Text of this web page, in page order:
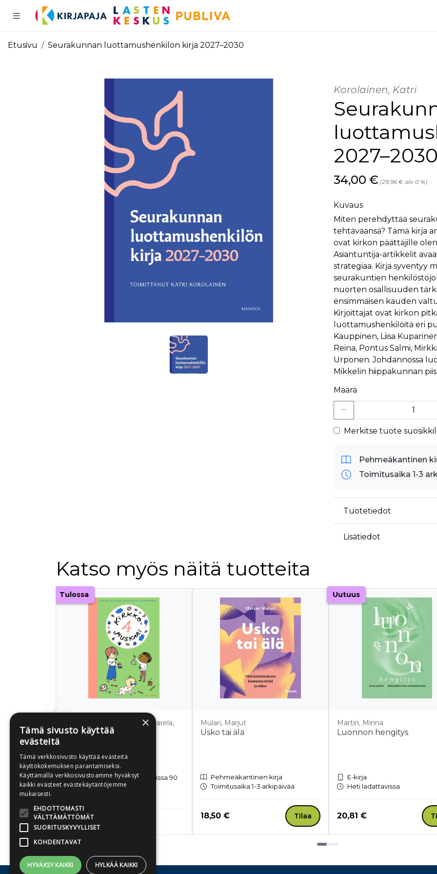
Etusivu Seurakunnan luottamushenkilön kirja 2027–2030
Korolainen, Katri
2027–2030
Hinta nyt
34,00 € (29,96 € alv 0 %)
Kuvaus
Miten perehdyttää
tehtäväänsä? Tämä kirja
ovat kirkon päättäjille
Asiantuntija-artikkelit
strategiaa. Kirja syventyy
seurakuntien
nuorten osallisuuden
ensimmäisen kauden
Kirjoittajat ovat kirkon
luottamushenkilöitä eri
Kauppinen, Liisa
Reina, Pontus Salmi,
Urponen. Johdannossa
Mikkelin hiippakunnan
Määrä
Merkitse tuote
Pehmeäkantinen
Toimitusaika 1-3
Tuotetiedot
Lisätiedot
Katso myös näitä tuotteita
Tuoteluettelon alku
Tulossa
Jäntti, Riikka; Nikku, Sini; Kaarela,
Eeva-Maria; Paaso, Jenni;
Kierreselkä
Tulossa 14.12.2026. Tilattavissa 90
vuorokautta ennen
Hinta nyt
38,00 €
Mulari, Marjut
Usko tai älä
Pehmeäkantinen kirja
Toimitusaika 1-3 arkipäivää
Hinta nyt
18,50 € Tilaa
Uutuus
Martin, Minna
Luonnon hengitys
E-kirja
Heti ladattavissa
Hinta nyt
20,81 €
Tuoteluettelon loppu
×
Tämä sivusto käyttää
evästeitä
Tämä verkkosivusto käyttää evästeitä
käyttökokemuksen parantamiseksi.
Käyttämällä verkkosivustoamme hyväksyt
kaikki evästeet evästekäytäntöjemme
mukaisesti.
EHDOTTOMASTI
VÄLTTÄMÄTTÖMÄT
SUORITUSKYVYLLISET
KOHDENTAVAT
HYVÄKSY KAIKKI HYLKÄÄ KAIKKI